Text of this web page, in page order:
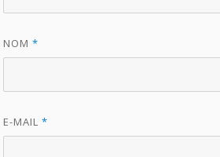
NOM*
E-MAIL*